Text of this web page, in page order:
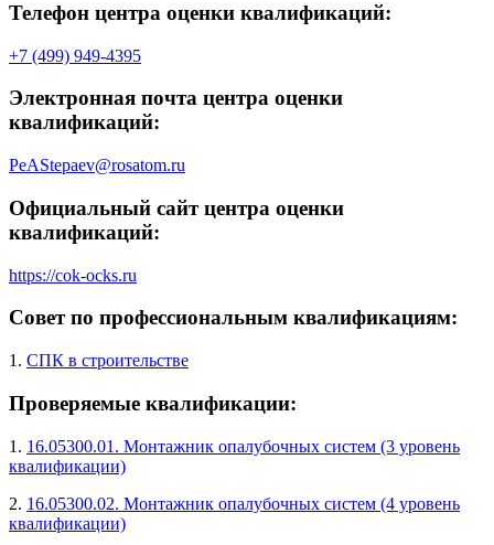
Телефон центра оценки квалификаций:
+7 (499) 949-4395
Электронная почта центра оценки
квалификаций:
PeAStepaev@rosatom.ru
Официальный сайт центра оценки
квалификаций:
https://cok-ocks.ru
Совет по профессиональным квалификациям:
1. СПК в строительстве
Проверяемые квалификации:
1. 16.05300.01. Монтажник опалубочных систем (3 уровень
квалификации)
2. 16.05300.02. Монтажник опалубочных систем (4 уровень
квалификации)